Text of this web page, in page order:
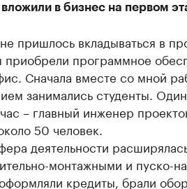
в бизнес на первом
пришлось вкладываться в
программное
Сначала вместе со мной
занимались студенты.
– главный инженер
50 человек.
деятельности
монтажными и пуско-
кредиты, брали